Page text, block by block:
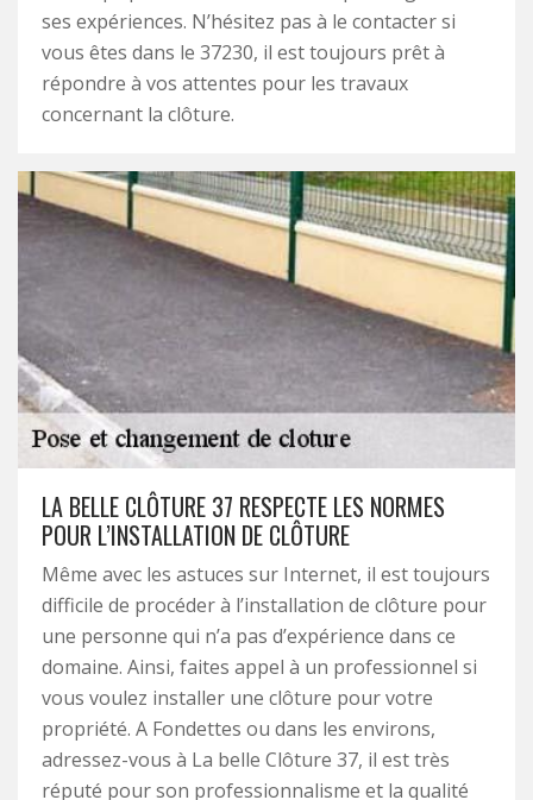
ses expériences. N’hésitez pas à le contacter si
vous êtes dans le 37230, il est toujours prêt à
répondre à vos attentes pour les travaux
concernant la clôture.
LA BELLE CLÔTURE 37 RESPECTE LES NORMES
POUR L’INSTALLATION DE CLÔTURE
Même avec les astuces sur Internet, il est toujours
difficile de procéder à l’installation de clôture pour
une personne qui n’a pas d’expérience dans ce
domaine. Ainsi, faites appel à un professionnel si
vous voulez installer une clôture pour votre
propriété. A Fondettes ou dans les environs,
adressez-vous à La belle Clôture 37, il est très
réputé pour son professionnalisme et la qualité